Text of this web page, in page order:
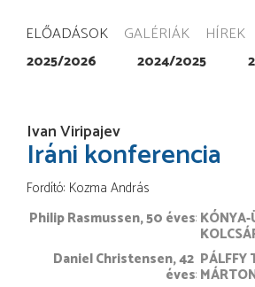
ELŐADÁSOK GALÉRIÁK HÍREK
2025/2026 2024/2025
Ivan Viripajev
Iráni konferencia
Fordító Kozma András
Philip Rasmussen, 50 éves KÓNYA-
Daniel Christensen, 42
éves
PÁLFFY